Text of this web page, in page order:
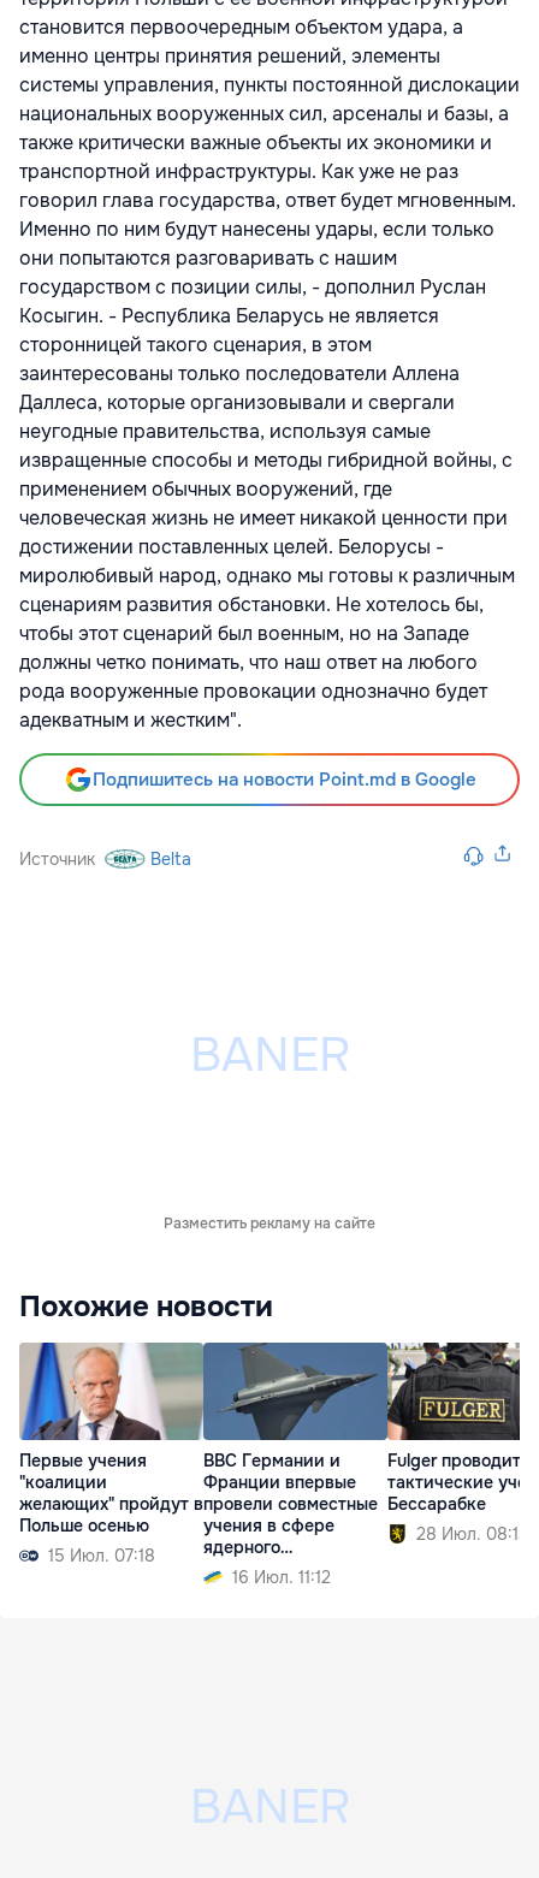
становится первоочередным объектом удара, а
именно центры принятия решений, элементы
системы управления, пункты постоянной дислокации
национальных вооруженных сил, арсеналы и базы, а
также критически важные объекты их экономики и
транспортной инфраструктуры. Как уже не раз
говорил глава государства, ответ будет мгновенным.
Именно по ним будут нанесены удары, если только
они попытаются разговаривать с нашим
государством с позиции силы, - дополнил Руслан
Косыгин. - Республика Беларусь не является
сторонницей такого сценария, в этом
заинтересованы только последователи Аллена
Даллеса, которые организовывали и свергали
неугодные правительства, используя самые
извращенные способы и методы гибридной войны, с
применением обычных вооружений, где
человеческая жизнь не имеет никакой ценности при
достижении поставленных целей. Белорусы -
миролюбивый народ, однако мы готовы к различным
сценариям развития обстановки. Не хотелось бы,
чтобы этот сценарий был военным, но на Западе
должны четко понимать, что наш ответ на любого
рода вооруженные провокации однозначно будет
адекватным и жестким".
Подпишитесь на новости Point.md в Google
Источник Belta
Разместить рекламу на сайте
Похожие новости
Первые учения
"коалиции
желающих" пройдут в
Польше осенью
15 Июл. 07:18
ВВС Германии и
Франции впервые
провели совместные
учения в сфере
ядерного
сдерживания
16 Июл. 11:12
Fulger проводит
тактические
Бессарабке
28 Июл. 08:13